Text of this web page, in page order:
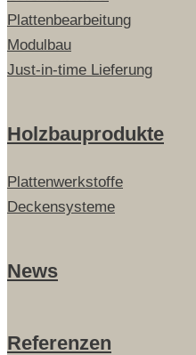
Plattenbearbeitung
Modulbau
Just-in-time Lieferung
Holzbauprodukte
Plattenwerkstoffe
Deckensysteme
News
Referenzen